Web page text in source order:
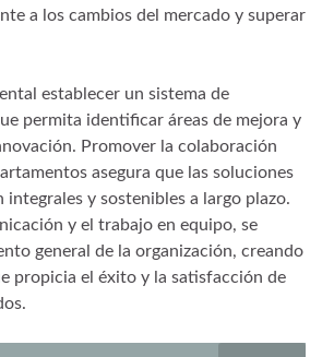
a los cambios del mercado y superar
establecer un sistema de
permita identificar áreas de mejora y
Promover la colaboración
asegura que las soluciones
integrales y sostenibles a largo plazo.
y el trabajo en equipo, se
general de la organización, creando
propicia el éxito y la satisfacción de